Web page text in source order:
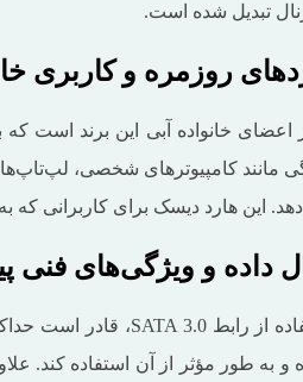
تبدیل شده است.
روزمره و کاربری
این هارد دیسک برای کاربرانی که
داده و ویژگی‌های فنی